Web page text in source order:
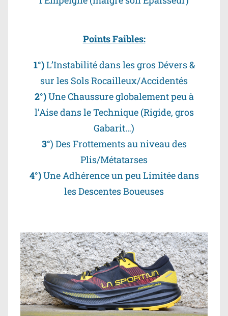
Points Faibles:
1°)L’Instabilité dans les gros Dévers &
sur les Sols Rocailleux/Accidentés
2°)Une Chaussure globalement peu à
l’Aise dans le Technique (Rigide, gros
Gabarit…)
3°) Des Frottements au niveau des
Plis/Métatarses
4°)Une Adhérence un peu Limitée dans
les Descentes Boueuses